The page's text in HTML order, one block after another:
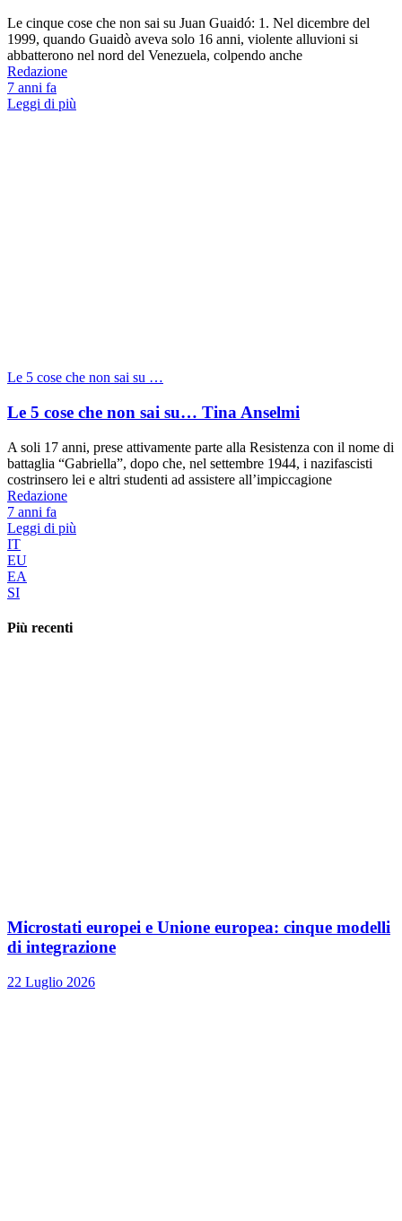
Le cinque cose che non sai su Juan Guaidó: 1. Nel dicembre del
1999, quando Guaidò aveva solo 16 anni, violente alluvioni si
abbatterono nel nord del Venezuela, colpendo anche
Redazione
7 anni fa
Leggi di più
Le 5 cose che non sai su …
Le 5 cose che non sai su… Tina Anselmi
A soli 17 anni, prese attivamente parte alla Resistenza con il nome di
battaglia “Gabriella”, dopo che, nel settembre 1944, i nazifascisti
costrinsero lei e altri studenti ad assistere all’impiccagione
Redazione
7 anni fa
Leggi di più
IT
EU
EA
SI
Più recenti
Microstati europei e Unione europea: cinque modelli
di integrazione
22 Luglio 2026